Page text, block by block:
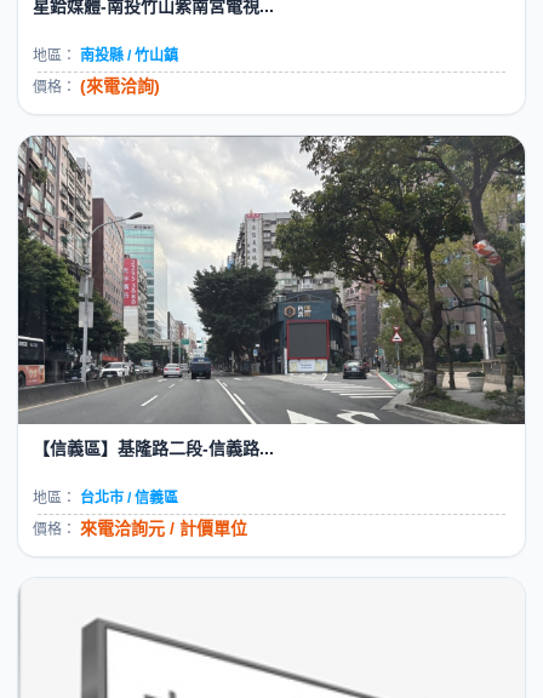
星鉿媒體-南投竹山紫南宮電視...
地區：
南投縣 / 竹山鎮
價格： (來電洽詢)
【信義區】基隆路二段-信義路...
地區：
台北市 / 信義區
價格： 來電洽詢元 / 計價單位